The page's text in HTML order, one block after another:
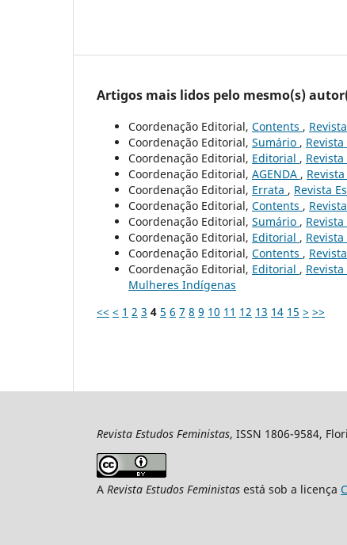
Artigos mais lidos pelo mesmo(s)
Coordenação Editorial, Contents ,
Coordenação Editorial, Sumário ,
Coordenação Editorial, Editorial ,
Coordenação Editorial, AGENDA ,
Coordenação Editorial, Errata , Revista
Coordenação Editorial, Contents ,
Coordenação Editorial, Sumário ,
Coordenação Editorial, Editorial ,
Coordenação Editorial, Contents ,
Coordenação Editorial, Editorial ,
Mulheres Indígenas
<< < 1 2 3 4 5 6 7 8 9 10 11 12 13 14 15 > >>
Revista Estudos Feministas, ISSN 1806-9584,
A Revista Estudos Feministas está sob a licença